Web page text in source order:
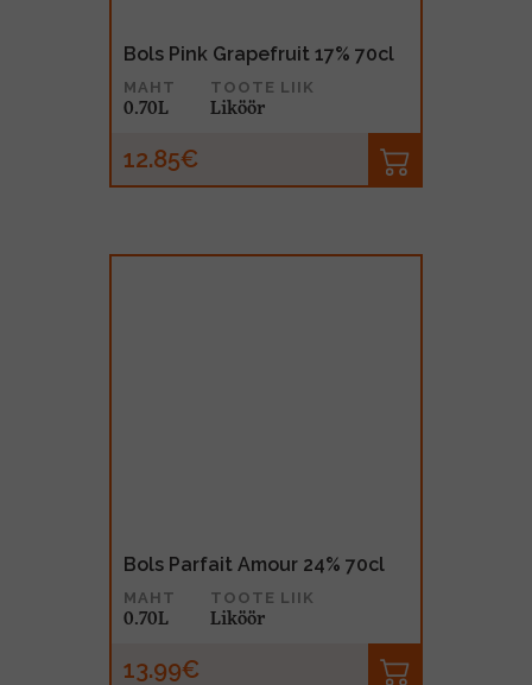
Bols Pink Grapefruit 17% 70cl
MAHT
0.70L
TOOTE LIIK
Liköör
12.85€
Bols Parfait Amour 24% 70cl
MAHT
0.70L
TOOTE LIIK
Liköör
13.99€